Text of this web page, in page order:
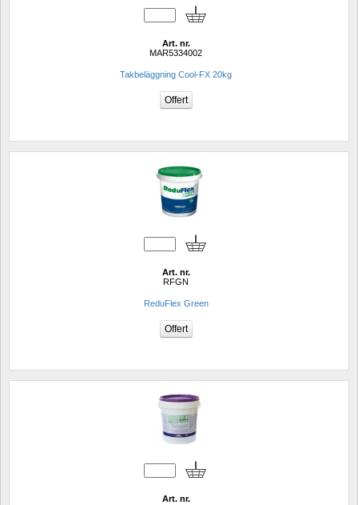
Art. nr.
MAR5334002
Takbeläggning Cool-FX 20kg
Art. nr.
RFGN
ReduFlex Green
Art. nr.